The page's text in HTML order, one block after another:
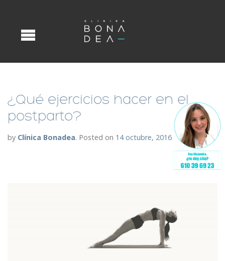
¿Qué ejercicios hacer en el
postparto?
by Clínica Bonadea. Posted on 14 octubre, 2016